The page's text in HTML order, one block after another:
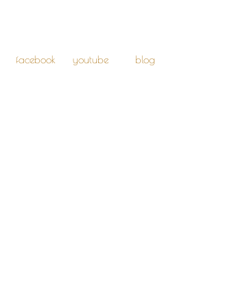
facebook youtube blog